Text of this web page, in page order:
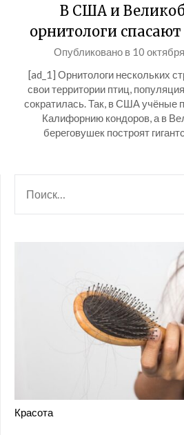
В США и
орнитологи
Опубликовано в 10
[ad_1] Орнитологи нескольких
свои территории птиц,
сократилась. Так, в США учёные
Калифорнию кондоров, а в
береговушек построят
Красота